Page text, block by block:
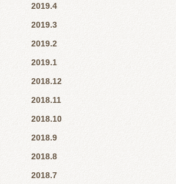
2019.4
2019.3
2019.2
2019.1
2018.12
2018.11
2018.10
2018.9
2018.8
2018.7